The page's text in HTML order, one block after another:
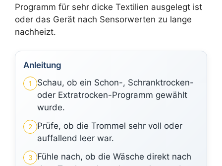
Programm für sehr dicke Textilien ausgelegt ist
oder das Gerät nach Sensorwerten zu lange
nachheizt.
Anleitung
1
Schau, ob ein Schon-, Schranktrocken-
oder Extratrocken-Programm gewählt
wurde.
2
Prüfe, ob die Trommel sehr voll oder
auffallend leer war.
3
Fühle nach, ob die Wäsche direkt nach